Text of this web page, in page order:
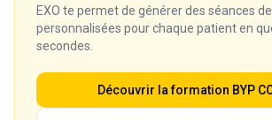
EXO te permet de générer des séances
personnalisées pour chaque patient en
secondes.
Découvrir la formation BYP